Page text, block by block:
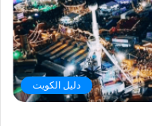
دليل الكويت